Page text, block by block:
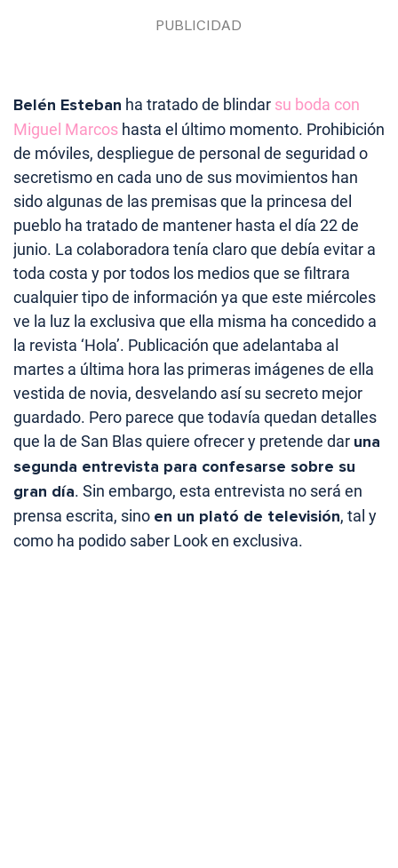
Belén Esteban ha tratado de blindar su boda con
Miguel Marcos hasta el último momento. Prohibición
de móviles, despliegue de personal de seguridad o
secretismo en cada uno de sus movimientos han
sido algunas de las premisas que la princesa del
pueblo ha tratado de mantener hasta el día 22 de
junio. La colaboradora tenía claro que debía evitar a
toda costa y por todos los medios que se filtrara
cualquier tipo de información ya que este miércoles
ve la luz la exclusiva que ella misma ha concedido a
la revista ‘Hola’. Publicación que adelantaba al
martes a última hora las primeras imágenes de ella
vestida de novia, desvelando así su secreto mejor
guardado. Pero parece que todavía quedan detalles
que la de San Blas quiere ofrecer y pretende dar una
segunda entrevista para confesarse sobre su
gran día. Sin embargo, esta entrevista no será en
prensa escrita, sino en un plató de televisión, tal y
como ha podido saber Look en exclusiva.